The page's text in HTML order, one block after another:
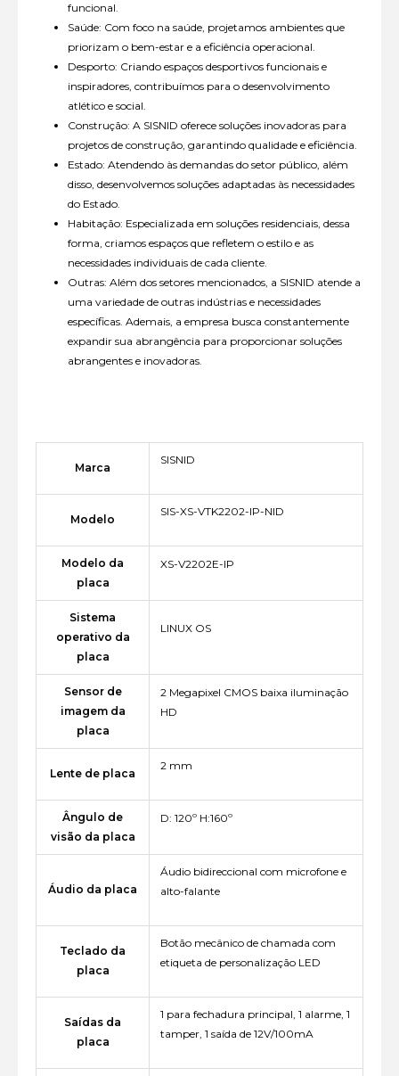
funcional.
Saúde: Com foco na saúde, projetamos ambientes que
priorizam o bem-estar e a eficiência operacional.
Desporto: Criando espaços desportivos funcionais e
inspiradores, contribuímos para o desenvolvimento
atlético e social.
Construção: A SISNID oferece soluções inovadoras para
projetos de construção, garantindo qualidade e eficiência.
Estado: Atendendo às demandas do setor público, além
disso, desenvolvemos soluções adaptadas às necessidades
do Estado.
Habitação: Especializada em soluções residenciais, dessa
forma, criamos espaços que refletem o estilo e as
necessidades individuais de cada cliente.
Outras: Além dos setores mencionados, a SISNID atende a
uma variedade de outras indústrias e necessidades
específicas. Ademais, a empresa busca constantemente
expandir sua abrangência para proporcionar soluções
abrangentes e inovadoras.
Marca
SISNID
Modelo
SIS-XS-VTK2202-IP-NID
Modelo da
placa
XS-V2202E-IP
Sistema
operativo da
placa
LINUX OS
Sensor de
imagem da
placa
2 Megapixel CMOS baixa iluminação
HD
Lente de placa
2 mm
Ângulo de
visão da placa
D: 120º H:160º
Áudio da placa
Áudio bidireccional com microfone e
alto-falante
Teclado da
placa
Botão mecânico de chamada com
etiqueta de personalização LED
Saídas da
placa
1 para fechadura principal, 1 alarme, 1
tamper, 1 saída de 12V/100mA